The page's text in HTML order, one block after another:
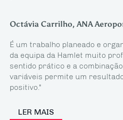
Octávia Carrilho, ANA
É um trabalho planeado e
da equipa da Hamlet muito
sentido prático e a
variáveis permite um
positivo."
LER MAIS